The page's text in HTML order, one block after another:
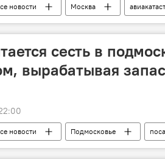
новости Москва
сесть в
вырабатывая
новости Подмосковье